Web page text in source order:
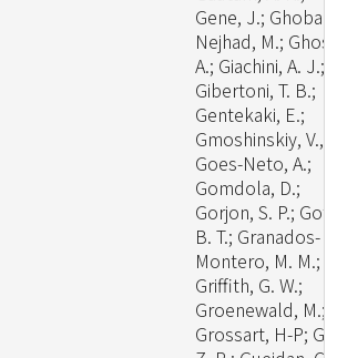
Gene, J.;
Nejhad, M.;
A.; Giachini, A. J.;
Gibertoni, T. B.;
Gentekaki, E.;
Gmoshinskiy, V.,
Goes-Neto, A.;
Gomdola, D.;
Gorjon, S. P.;
B. T.; Granados-
Montero, M. M.;
Griffith, G. W.;
Groenewald, M.;
Grossart, H-P;